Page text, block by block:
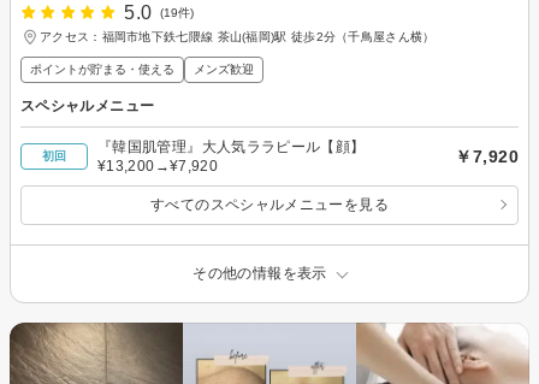
5.0
(19件)
アクセス：福岡市地下鉄七隈線 茶山(福岡)駅 徒歩2分（千鳥屋さん横）
ポイントが貯まる・使える メンズ歓迎
スペシャルメニュー
初回
『韓国肌管理』大人気ララピール【顔】
¥13,200→¥7,920
￥7,920
すべてのスペシャルメニューを見る
その他の情報を表示